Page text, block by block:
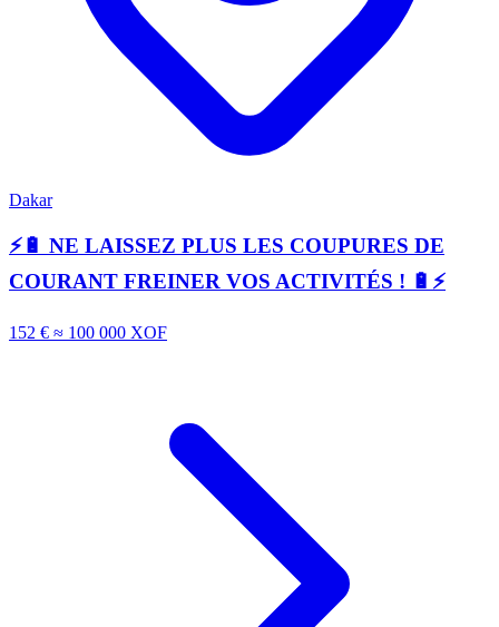
Dakar
⚡🔋 NE LAISSEZ PLUS LES COUPURES DE
COURANT FREINER VOS ACTIVITÉS ! 🔋⚡
152 € ≈ 100 000 XOF